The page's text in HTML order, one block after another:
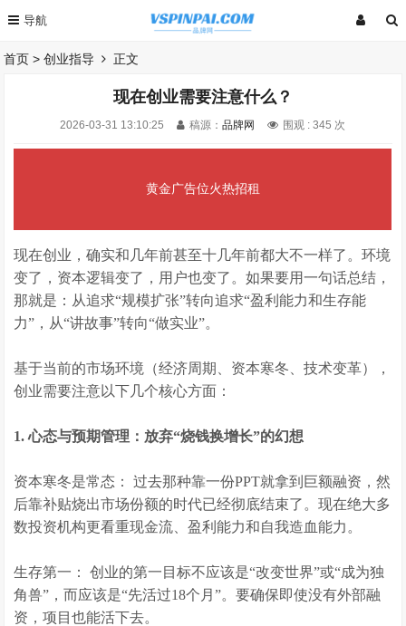
首页 >创业指导 正文
现在创业需要注意什么？
2026-03-31 13:10:25 稿源：品牌网 围观 :345 次
黄金广告位火热招租
现在创业，确实和几年前甚至十几年前都大不一样了。环境
变了，资本逻辑变了，用户也变了。如果要用一句话总结，
那就是：从追求“规模扩张”转向追求“盈利能力和生存能
力”，从“讲故事”转向“做实业”。
基于当前的市场环境（经济周期、资本寒冬、技术变革），
创业需要注意以下几个核心方面：
1. 心态与预期管理：放弃“烧钱换增长”的幻想
资本寒冬是常态： 过去那种靠一份PPT就拿到巨额融资，然
后靠补贴烧出市场份额的时代已经彻底结束了。现在绝大多
数投资机构更看重现金流、盈利能力和自我造血能力。
生存第一： 创业的第一目标不应该是“改变世界”或“成为独
角兽”，而应该是“先活过18个月”。要确保即使没有外部融
资，项目也能活下去。